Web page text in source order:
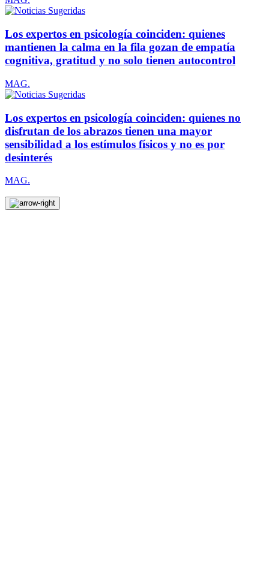
Los expertos en psicología coinciden: quienes
mantienen la calma en la fila gozan de empatía
cognitiva, gratitud y no solo tienen autocontrol
MAG.
Los expertos en psicología coinciden: quienes no
disfrutan de los abrazos tienen una mayor
sensibilidad a los estímulos físicos y no es por
desinterés
MAG.